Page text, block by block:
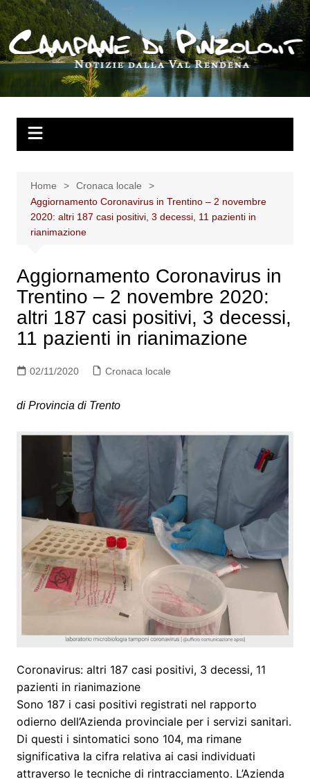
Salta
al
contenuto
Home
Cronaca locale
Aggiornamento Coronavirus in Trentino – 2 novembre
2020: altri 187 casi positivi, 3 decessi, 11 pazienti in
rianimazione
Aggiornamento Coronavirus in
Trentino – 2 novembre 2020:
altri 187 casi positivi, 3 decessi,
11 pazienti in rianimazione
02/11/2020 Cronaca locale
di Provincia di Trento
Coronavirus: altri 187 casi positivi, 3 decessi, 11
pazienti in rianimazione
Sono 187 i casi positivi registrati nel rapporto
odierno dell’Azienda provinciale per i servizi sanitari.
Di questi i sintomatici sono 104, ma rimane
significativa la cifra relativa ai casi individuati
attraverso le tecniche di rintracciamento. L’Azienda